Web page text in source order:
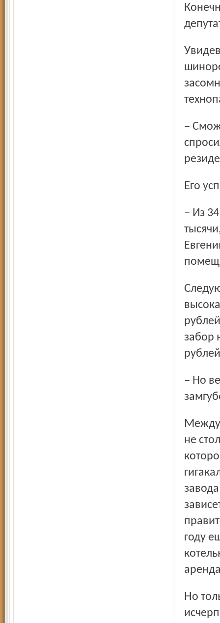
Увидев столько «грязного» производства, директор
– Сможете ли вы обеспечить здесь систему вентиляции? –
Его
– Из 34 тысяч квадратных метров будет занято всего 8,5
Следующий момент, который «зацепил» депутатов, –
забор
– Но ведь у нас высокое качество площадей, – возразил
Между тем выяснилось, что высокая цена определяется
не
году
Но только котельной расходы на Тутаевский технопарк не